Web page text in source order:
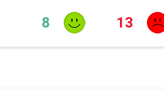
8 13